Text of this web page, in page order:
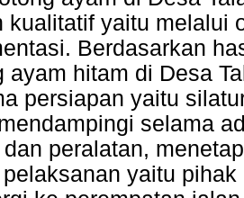
kualitatif yaitu melalui
Berdasarkan
ayam hitam di Desa
persiapan yaitu
selama
dan peralatan,
pelaksanan yaitu